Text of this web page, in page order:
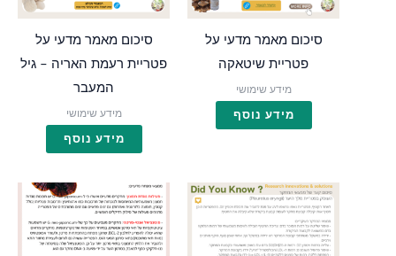
סיכום מאמר מדעי על
פטריית שיטאקה
מידע שימושי
מידע נוסף
סיכום מאמר מדעי על
פטריית רעמת האריה – גיל
המעבר
מידע שימושי
מידע נוסף